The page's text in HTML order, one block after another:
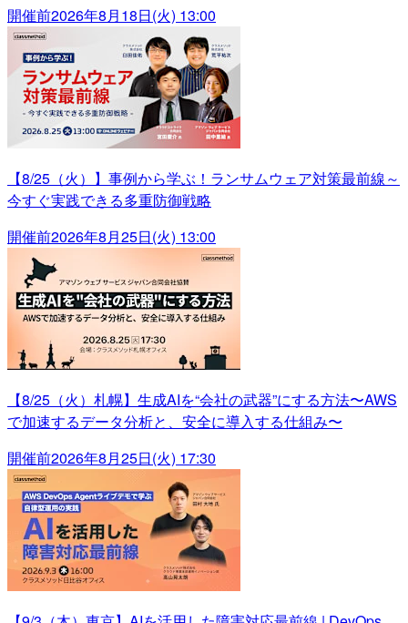
開催前2026年8月18日(火) 13:00
【8/25（火）】事例から学ぶ！ランサムウェア対策最前線～
今すぐ実践できる多重防御戦略
開催前2026年8月25日(火) 13:00
【8/25（火）札幌】生成AIを“会社の武器”にする方法〜AWS
で加速するデータ分析と、安全に導入する仕組み〜
開催前2026年8月25日(火) 17:30